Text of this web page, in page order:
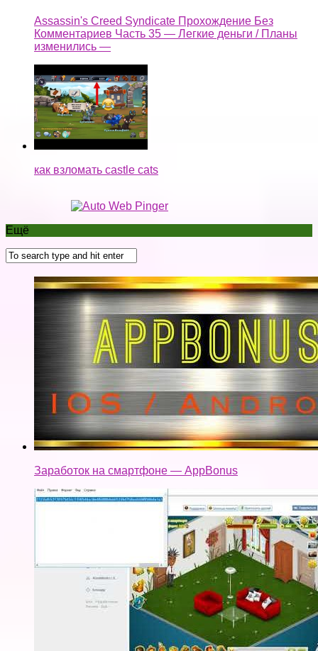
Assassin's Creed Syndicate Прохождение Без
Комментариев Часть 35 — Легкие деньги / Планы
изменились —
как взломать castle cats
Ещё
Заработок на смартфоне — AppBonus